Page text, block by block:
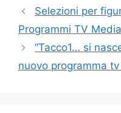
Selezioni per
Programmi TV
“Tacco1… si
nuovo programma